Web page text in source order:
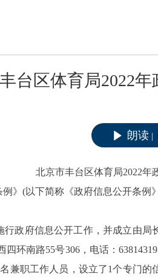
台区体育局2022
朗读
北京市丰台区体育局2022年
》 (以下简称《政府信息公开条例》
行政府信息公开工作，并成立由
四环南路55号306，电话： 63814319
名兼职工作人员，设立了1个专门的